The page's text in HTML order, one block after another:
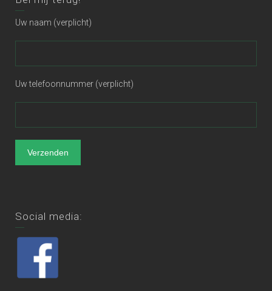
Uw naam (verplicht)
Uw telefoonnummer (verplicht)
Social media: